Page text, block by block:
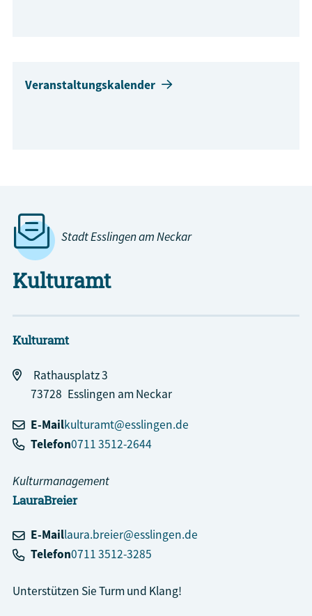
Veranstaltungskalender
Stadt Esslingen am Neckar
Kulturamt
Kulturamt
Rathausplatz 3
73728 Esslingen am Neckar
E-Mailkulturamt@esslingen.de
Telefon0711 3512-2644
LauraBreier
Kulturmanagement
E-Maillaura.breier@esslingen.de
Telefon0711 3512-3285
Unterstützen Sie Turm und Klang!